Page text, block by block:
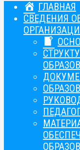
ГЛАВНАЯ
СВЕДЕНИЯ